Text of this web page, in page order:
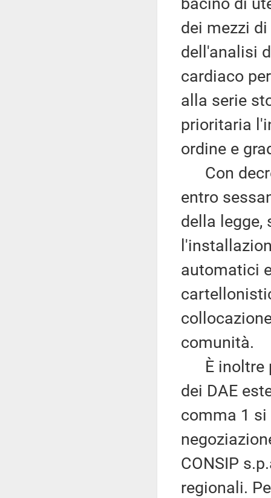
dei mezzi
dell'analisi
cardiaco
alla serie
prioritaria
ordine e
Con
entro
della
automatici
comunità.
È inoltre
dei DAE
comma 1
CONSIP
regionali.